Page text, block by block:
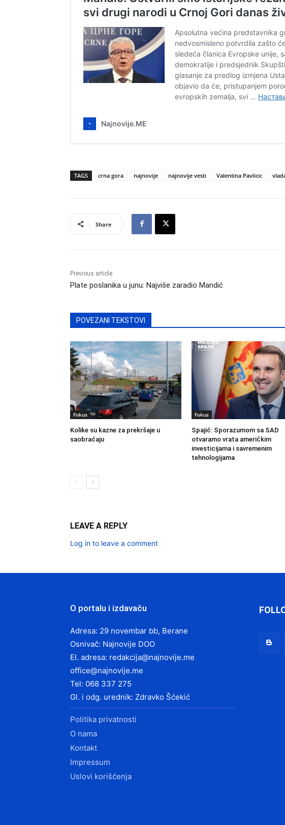
TAGS crna gora najnovije najnovije vesti Valentina Pavlicic
Share
Previous article
Plate poslanika u junu: Najviše zaradio Mandić
POVEZANI TEKSTOVI
Fokus
Kolike su kazne za prekršaje u
saobraćaju
Fokus
Spajić: Sporazumom sa SAD
otvaramo vrata američkim
investicijama i savremenim
tehnologijama
LEAVE A REPLY
Log in to leave a comment
O portalu i izdavaču
Adresa: 29 novembar bb, Berane
Osnivač: Najnovije DOO
El. adresa: redakcija@najnovije.me
office@najnovije.me
Tel: 068 337 275
Gl. i odg. urednik: Zdravko Šćekić
Politika privatnosti
O nama
Kontakt
Impressum
Uslovi korišćenja